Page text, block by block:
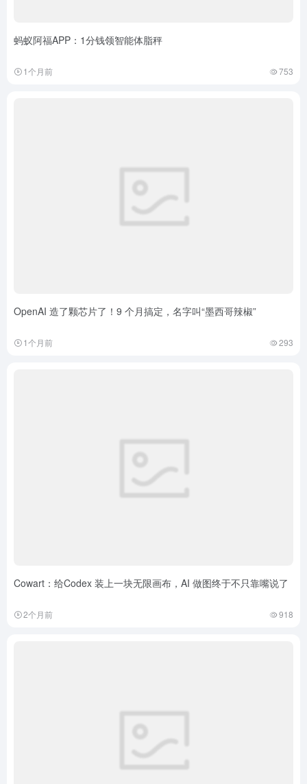
蚂蚁阿福APP：1分钱领智能体脂秤
1个月前 753
OpenAI 造了颗芯片了！9 个月搞定，名字叫“墨西哥辣椒”
1个月前 293
Cowart：给Codex 装上一块无限画布，AI 做图终于不只靠嘴说了
2个月前 918